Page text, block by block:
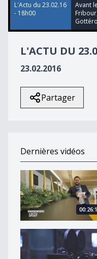
L'Actu du 23.02.16
- 18h00
Avant
L'ACTU DU
23.02.2016
Partager
Dernières vidéos
L&#039;actualité
L&#039;actualité